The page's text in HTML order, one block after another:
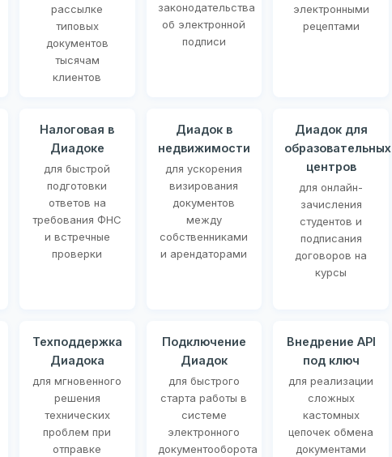
рассылке
типовых
документов
тысячам
клиентов
законодательства
об электронной
подписи
электронными
рецептами
Налоговая в
Диадоке
для быстрой
подготовки
ответов на
требования ФНС
и встречные
проверки
Диадок в
недвижимости
для ускорения
визирования
документов
между
собственниками
и арендаторами
Диадок для
образовательных
центров
для онлайн-
зачисления
студентов и
подписания
договоров на
курсы
Техподдержка
Диадока
для мгновенного
решения
технических
проблем при
отправке
Подключение
Диадок
для быстрого
старта работы в
системе
электронного
документооборота
Внедрение API
под ключ
для реализации
сложных
кастомных
цепочек обмена
документами